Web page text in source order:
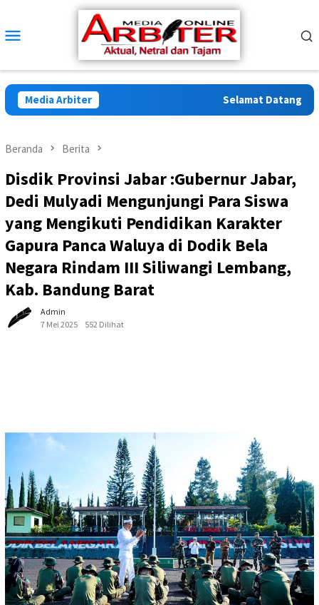
konten
Mobile
Media Arbiter Selamat Datang di
Beranda Berita
Disdik Provinsi Jabar :Gubernur Jabar,
Dedi Mulyadi Mengunjungi Para Siswa
yang Mengikuti Pendidikan Karakter
Gapura Panca Waluya di Dodik Bela
Negara Rindam III Siliwangi Lembang,
Kab. Bandung Barat
Admin
7 Mei 2025
552 Dilihat